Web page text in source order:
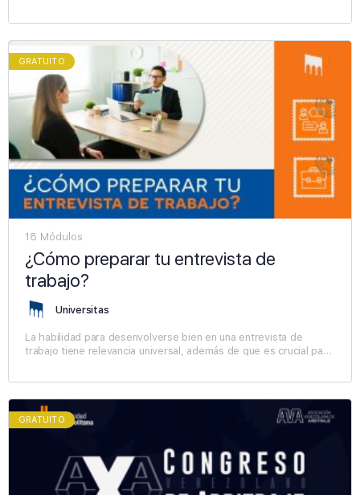
GRATUITO
18 Módulos
¿Cómo preparar tu entrevista de
trabajo?
Universitas
La habilidad para desenvolverse bien en una entrevista de
trabajo tiene relevancia universal, además de que es crucial para
GRATUITO